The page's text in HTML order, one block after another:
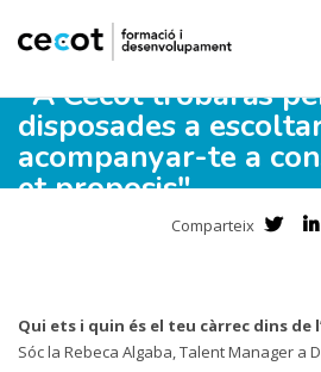
"A Cecot trobaràs
disposades a
acompanyar-te a
et proposis"
Comparteix
Qui ets i quin és el teu càrrec dins de
Sóc la Rebeca Algaba, Talent Manager a